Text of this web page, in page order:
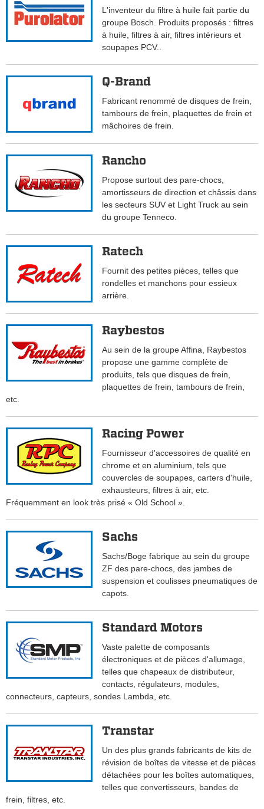
L'inventeur du filtre à huile fait partie du
groupe Bosch. Produits proposés : filtres
à huile, filtres à air, filtres intérieurs et
soupapes PCV..
Q-Brand
Fabricant renommé de disques de frein,
tambours de frein, plaquettes de frein et
mâchoires de frein.
Rancho
Propose surtout des pare-chocs,
amortisseurs de direction et châssis dans
les secteurs SUV et Light Truck au sein
du groupe Tenneco.
Ratech
Fournit des petites pièces, telles que
rondelles et manchons pour essieux
arrière.
Raybestos
Au sein de la groupe Affina, Raybestos
propose une gamme complète de
produits, tels que disques de frein,
plaquettes de frein, tambours de frein,
etc.
Racing Power
Fournisseur d'accessoires de qualité en
chrome et en aluminium, tels que
couvercles de soupapes, carters d'huile,
exhausteurs, filtres à air, etc.
Fréquemment en look très prisé « Old School ».
Sachs
Sachs/Boge fabrique au sein du groupe
ZF des pare-chocs, des jambes de
suspension et coulisses pneumatiques de
capots.
Standard Motors
Vaste palette de composants
électroniques et de pièces d'allumage,
telles que chapeaux de distributeur,
contacts, régulateurs, modules,
connecteurs, capteurs, sondes Lambda, etc.
Transtar
Un des plus grands fabricants de kits de
révision de boîtes de vitesse et de pièces
détachées pour les boîtes automatiques,
telles que convertisseurs, bandes de
frein, filtres, etc.